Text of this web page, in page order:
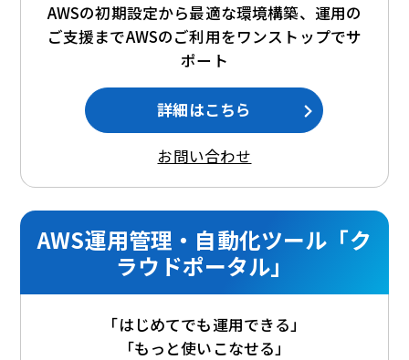
AWSの初期設定から最適な環境構築、運用の
ご支援までAWSのご利用をワンストップでサ
ポート
詳細はこちら
お問い合わせ
AWS運用管理・自動化ツール「ク
ラウドポータル」
「はじめてでも運用できる」
「もっと使いこなせる」